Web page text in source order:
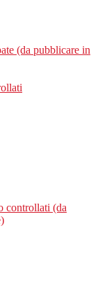
(da pubblicare in
controllati (da